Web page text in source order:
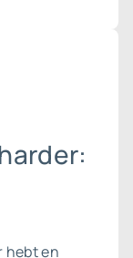
hebt en